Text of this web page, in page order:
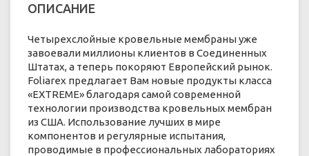
ОПИСАНИЕ
Четырехслойные кровельные мембраны уже
завоевали миллионы клиентов в Соединенных
Штатах, а теперь покоряют Европейский рынок.
Foliarex предлагает Вам новые продукты класса
«EXTREME» благодаря самой современной
технологии производства кровельных мембран
из США. Использование лучших в мире
компонентов и регулярные испытания,
проводимые в профессиональных лабораториях